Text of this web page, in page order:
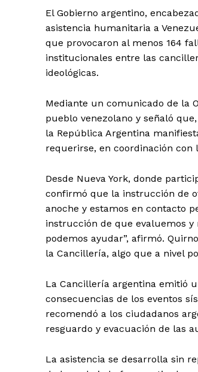
El Gobierno argentino,
asistencia humanitaria a
que provocaron al menos 164
institucionales entre las
ideológicas.
Mediante un comunicado de la
pueblo venezolano y señaló
la República Argentina
requerirse, en coordinación con
Desde Nueva York, donde
confirmó que la instrucción de
anoche y estamos en contacto
instrucción de que evaluemos y
podemos ayudar”, afirmó.
la Cancillería, algo que a nivel
La Cancillería argentina emitió
consecuencias de los eventos
recomendó a los ciudadanos
resguardo y evacuación de las
La asistencia se desarrolla sin